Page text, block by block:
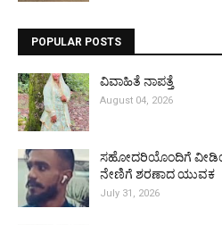
POPULAR POSTS
ವಿವಾಹಿತೆ ನಾಪತ್ತೆ
August 04, 2026
ಸಹೋದರಿಯೊಂದಿಗೆ
ನೇಣಿಗೆ ಶರಣಾದ ಯುವಕ
July 31, 2026